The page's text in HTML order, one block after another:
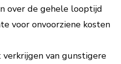
over de gehele looptijd
voor onvoorziene kosten
van gunstigere